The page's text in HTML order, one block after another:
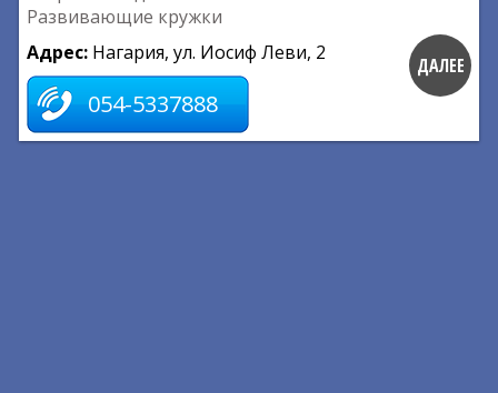
Развивающие кружки
Адрес: Нагария, ул. Иосиф Леви, 2
054-5337888
ДАЛЕЕ